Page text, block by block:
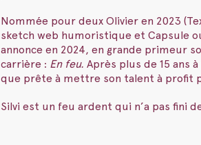
Nommée pour deux Olivier en 2023
sketch web humoristique et Capsule
annonce en 2024, en grande primeur
carrière : En feu. Après plus de 15 ans
que prête à mettre son talent à profit
Silvi est un feu ardent qui n’a pas fini